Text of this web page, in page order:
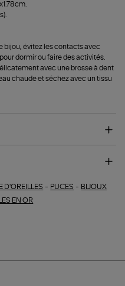
bijou, évitez les contacts avec
dormir ou faire des activités.
avec une brosse à dent
chaude et séchez avec un tissu
D'OREILLES - PUCES - BIJOUX
EN OR